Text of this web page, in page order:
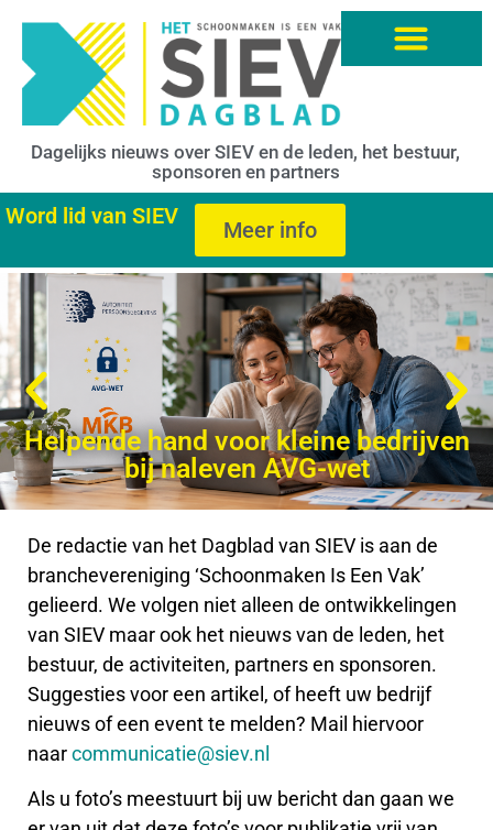
Dagelijks nieuws over SIEV en de leden, het bestuur,
sponsoren en partners
Word lid van SIEV
Meer info
Helpende hand voor kleine bedrijven
bij naleven AVG-wet
De redactie van het Dagblad van SIEV is aan de
branchevereniging ‘Schoonmaken Is Een Vak’
gelieerd. We volgen niet alleen de ontwikkelingen
van SIEV maar ook het nieuws van de leden, het
bestuur, de activiteiten, partners en sponsoren.
Suggesties voor een artikel, of heeft uw bedrijf
nieuws of een event te melden? Mail hiervoor
naarcommunicatie@siev.nl
Als u foto’s meestuurt bij uw bericht dan gaan we